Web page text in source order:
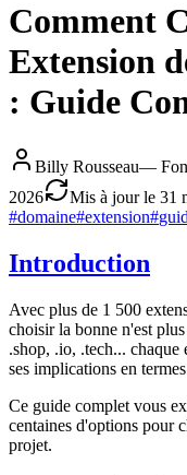
Comment
Extension
: Guide
Billy Rousseau—
2026
Mis à jour le 31
#domaine#extension#
Introduction
Avec plus de 1 500
choisir la bonne n'est
.shop, .io, .tech... chaque
ses implications en
Ce guide complet vous
centaines d'options pour
projet.